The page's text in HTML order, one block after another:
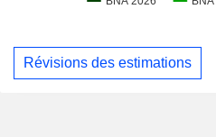
Révisions des estimations